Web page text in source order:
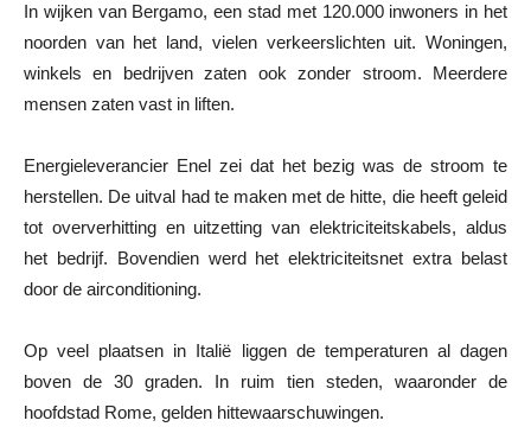
In wijken van Bergamo, een stad met 120.000 inwoners in het
noorden van het land, vielen verkeerslichten uit. Woningen,
winkels en bedrijven zaten ook zonder stroom. Meerdere
mensen zaten vast in liften.
Energieleverancier Enel zei dat het bezig was de stroom te
herstellen. De uitval had te maken met de hitte, die heeft geleid
tot oververhitting en uitzetting van elektriciteitskabels, aldus
het bedrijf. Bovendien werd het elektriciteitsnet extra belast
door de airconditioning.
Op veel plaatsen in Italië liggen de temperaturen al dagen
boven de 30 graden. In ruim tien steden, waaronder de
hoofdstad Rome, gelden hittewaarschuwingen.